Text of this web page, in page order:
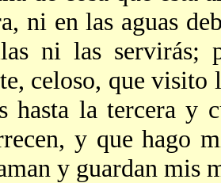
ni en las aguas
ni las servirás;
celoso, que visito
hasta la tercera y
y que hago
y guardan mis